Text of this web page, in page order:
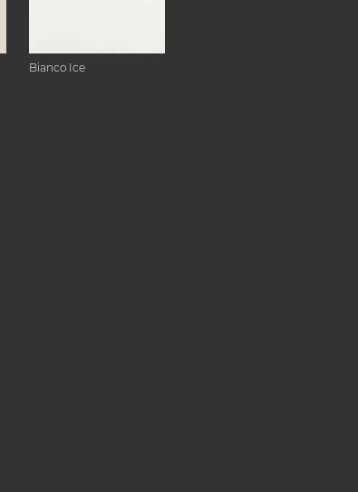
Bianco Ice